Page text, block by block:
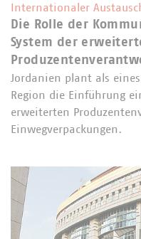
Internationaler
Die Rolle der
System der
Jordanien plant als
Region die Einführung
erweiterten
Einwegverpackungen.